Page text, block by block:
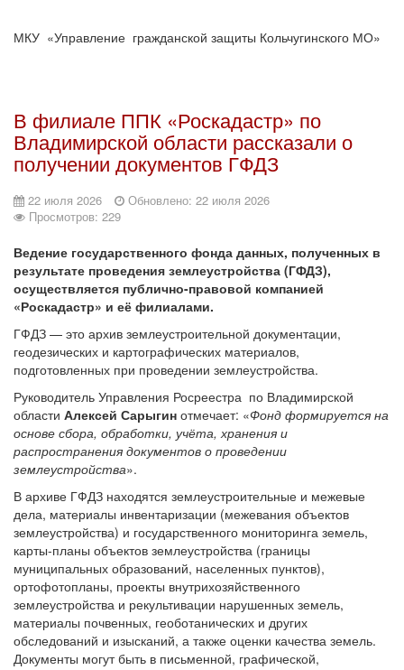
МКУ «Управление гражданской защиты Кольчугинского МО»
В филиале ППК «Роскадастр» по
Владимирской области рассказали о
получении документов ГФДЗ
22 июля 2026
Обновлено: 22 июля 2026
Просмотров: 229
Ведение государственного фонда данных, полученных в
результате проведения землеустройства (ГФДЗ),
осуществляется публично-правовой компанией
«Роскадастр» и её филиалами.
ГФДЗ — это архив землеустроительной документации,
геодезических и картографических материалов,
подготовленных при проведении землеустройства.
Руководитель Управления Росреестра по Владимирской
области Алексей Сарыгин отмечает: «Фонд формируется на
основе сбора, обработки, учёта, хранения и
распространения документов о проведении
землеустройства».
В архиве ГФДЗ находятся землеустроительные и межевые
дела, материалы инвентаризации (межевания объектов
землеустройства) и государственного мониторинга земель,
карты-планы объектов землеустройства (границы
муниципальных образований, населенных пунктов),
ортофотопланы, проекты внутрихозяйственного
землеустройства и рекультивации нарушенных земель,
материалы почвенных, геоботанических и других
обследований и изысканий, а также оценки качества земель.
Документы могут быть в письменной, графической,